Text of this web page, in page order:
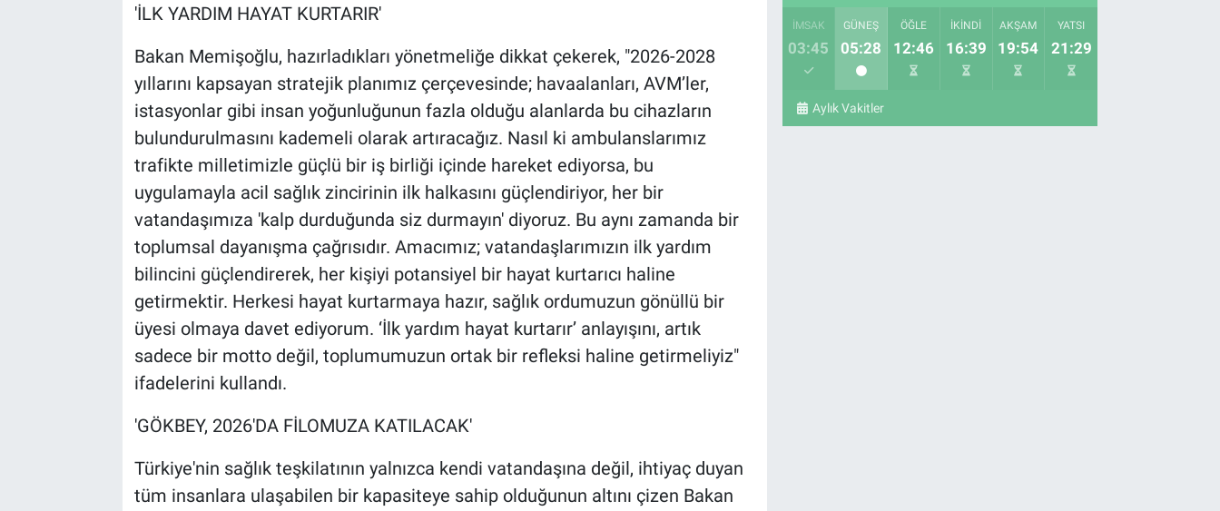
'İLK YARDIM HAYAT KURTARIR'
Bakan Memişoğlu, hazırladıkları yönetmeliğe dikkat çekerek, "2026-2028
yıllarını kapsayan stratejik planımız çerçevesinde; havaalanları, AVM’ler,
istasyonlar gibi insan yoğunluğunun fazla olduğu alanlarda bu cihazların
bulundurulmasını kademeli olarak artıracağız. Nasıl ki ambulanslarımız
trafikte milletimizle güçlü bir iş birliği içinde hareket ediyorsa, bu
uygulamayla acil sağlık zincirinin ilk halkasını güçlendiriyor, her bir
vatandaşımıza 'kalp durduğunda siz durmayın' diyoruz. Bu aynı zamanda bir
toplumsal dayanışma çağrısıdır. Amacımız; vatandaşlarımızın ilk yardım
bilincini güçlendirerek, her kişiyi potansiyel bir hayat kurtarıcı haline
getirmektir. Herkesi hayat kurtarmaya hazır, sağlık ordumuzun gönüllü bir
üyesi olmaya davet ediyorum. ‘İlk yardım hayat kurtarır’ anlayışını, artık
sadece bir motto değil, toplumumuzun ortak bir refleksi haline getirmeliyiz"
ifadelerini kullandı.
'GÖKBEY, 2026'DA FİLOMUZA KATILACAK'
Türkiye'nin sağlık teşkilatının yalnızca kendi vatandaşına değil, ihtiyaç duyan
tüm insanlara ulaşabilen bir kapasiteye sahip olduğunun altını çizen Bakan
İMSAK
03:45
GÜNEŞ
05:28
ÖĞLE
12:46
İKINDI
16:39
AKŞAM
19:54
YATSI
21:29
Aylık Vakitler